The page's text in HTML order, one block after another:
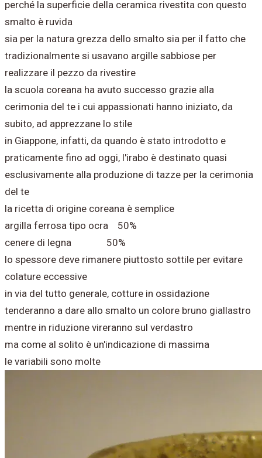
perché la superficie della ceramica rivestita con questo
smalto è ruvida
sia per la natura grezza dello smalto sia per il fatto che
tradizionalmente si usavano argille sabbiose per
realizzare il pezzo da rivestire
la scuola coreana ha avuto successo grazie alla
cerimonia del te i cui appassionati hanno iniziato, da
subito, ad apprezzane lo stile
in Giappone, infatti, da quando è stato introdotto e
praticamente fino ad oggi, l'irabo è destinato quasi
esclusivamente alla produzione di tazze per la cerimonia
del te
la ricetta di origine coreana è semplice
argilla ferrosa tipo ocra 50%
cenere di legna 50%
lo spessore deve rimanere piuttosto sottile per evitare
colature eccessive
in via del tutto generale, cotture in ossidazione
tenderanno a dare allo smalto un colore bruno giallastro
mentre in riduzione vireranno sul verdastro
ma come al solito è un'indicazione di massima
le variabili sono molte